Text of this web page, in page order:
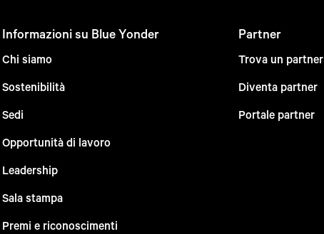
Informazioni su Blue Yonder
Chi siamo
Sostenibilità
Sedi
Opportunità di lavoro
Leadership
Sala stampa
Premi e riconoscimenti
Partner
Trova un partner
Diventa partner
Portale partner